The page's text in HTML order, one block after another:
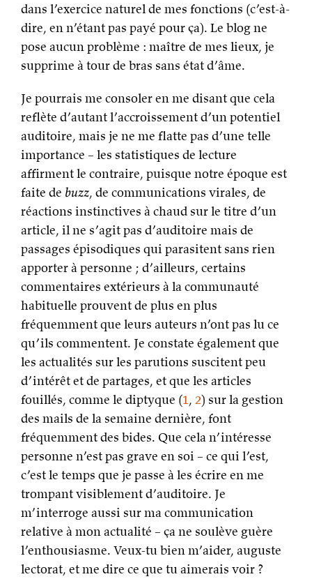
dans l’exercice naturel de mes fonctions (c’est-à-
dire, en n’étant pas payé pour ça). Le blog ne
pose aucun problème : maître de mes lieux, je
supprime à tour de bras sans état d’âme.
Je pourrais me consoler en me disant que cela
reflète d’autant l’accroissement d’un potentiel
auditoire, mais je ne me flatte pas d’une telle
importance – les statistiques de lecture
affirment le contraire, puisque notre époque est
faite de buzz, de communications virales, de
réactions instinctives à chaud sur le titre d’un
article, il ne s’agit pas d’auditoire mais de
passages épisodiques qui parasitent sans rien
apporter à personne ; d’ailleurs, certains
commentaires extérieurs à la communauté
habituelle prouvent de plus en plus
fréquemment que leurs auteurs n’ont pas lu ce
qu’ils commentent. Je constate également que
les actualités sur les parutions suscitent peu
d’intérêt et de partages, et que les articles
fouillés, comme le diptyque (1, 2) sur la gestion
des mails de la semaine dernière, font
fréquemment des bides. Que cela n’intéresse
personne n’est pas grave en soi – ce qui l’est,
c’est le temps que je passe à les écrire en me
trompant visiblement d’auditoire. Je
m’interroge aussi sur ma communication
relative à mon actualité – ça ne soulève guère
l’enthousiasme. Veux-tu bien m’aider, auguste
lectorat, et me dire ce que tu aimerais voir ?